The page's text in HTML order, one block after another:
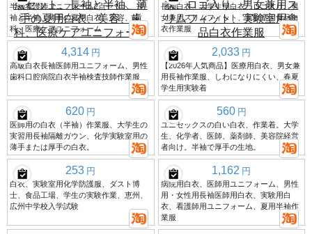
半袖看護師ユニフォーム2点セット、長
袖と半袖、薄手の夏用白衣、美容、歯
科、医療ケアユニフォーム
長袖白衣、大学生用白衣、ロゴ入り、男
女兼用スリムフィット、実験室用食品白
衣作業服
4,314 円
高級白衣長袖医師用ユニフォーム、男性
歯科口腔病院白衣半袖検査技師作業服
2,033 円
【2026年人気商品】医療用白衣、男女兼
用長袖作業服、しわになりにくい、春夏
学生用実験着
620 円
医師用の白衣（半袖）作業服、大学生の
実習用長袖隔離ガウン、化学実験室用の
薄手または厚手の白衣。
560 円
ユニセックスの白い白衣、作業着。大学
生、化学者、医師、薬剤師、美容院経営
者向け。半袖で厚手の生地。
253 円
白衣、実験室用化学防護服、ダスト博
士、食品工場、学生の実験作業、恵州、
広州中学校入学試験
1,162 円
病院用白衣、医師用ユニフォーム、男性
用・女性用長袖医師用白衣、実験用白
衣、看護師用ユニフォーム、夏用半袖作
業服